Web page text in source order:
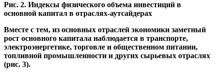
Рис. 2. Индексы физического объема инвестиций в
основной капитал в отраслях-аутсайдерах
Вместе с тем, из основных отраслей экономики заметный
рост основного капитала наблюдается в транспорте,
электроэнергетике, торговле и общественном питании,
топливной промышленности и других сырьевых отраслях
(рис. 3).